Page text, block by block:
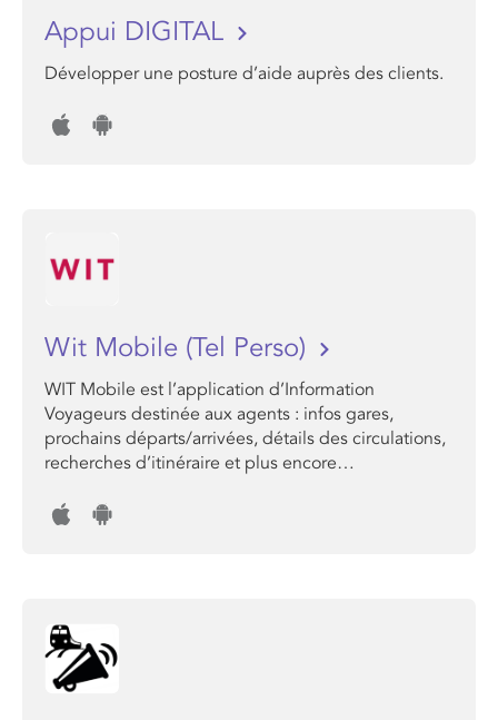
Appui DIGITAL
Développer une posture d’aide auprès des clients.
Wit Mobile (Tel Perso)
WIT Mobile est l’application d’Information
Voyageurs destinée aux agents : infos gares,
prochains départs/arrivées, détails des circulations,
recherches d’itinéraire et plus encore…